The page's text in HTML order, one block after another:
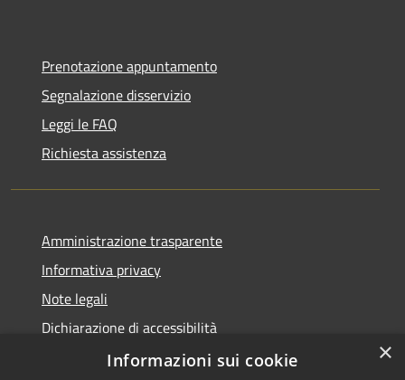
Prenotazione appuntamento
Segnalazione disservizio
Leggi le FAQ
Richiesta assistenza
Amministrazione trasparente
Informativa privacy
Note legali
Dichiarazione di accessibilità
Whistleblowing
×
Informazioni sui cookie